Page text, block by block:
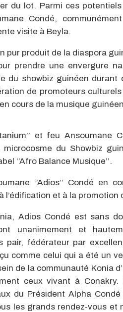
du lot. Parmi ces
Condé, communément
visite à Beyla.
pur produit de la diaspora
prendre une envergure
du showbiz guinéen durant
de promoteurs
cours de la musique
et feu Ansoumane
microcosme du Showbiz
‘’Afro Balance Musique’’.
‘’Adios’’ Condé en
l’édification et à la
Adios Condé est sans
unanimement et
pair, fédérateur par
comme celui qui a été un
de la communauté Konia
ceux vivant à Conakry.
du Président Alpha
les grands rendez-vous et